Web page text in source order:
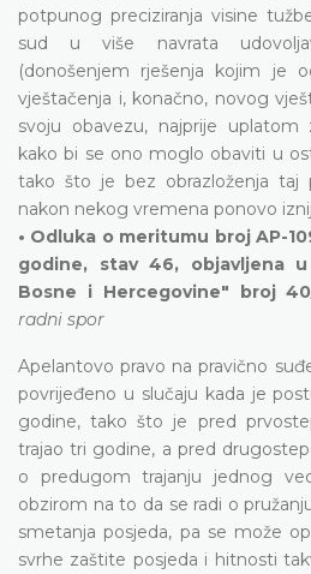
potpunog preciziranja visine
sud u više navrata
(donošenjem rješenja kojim je
vještačenja i, konačno, novog
svoju obavezu, najprije uplatom
kako bi se ono moglo obaviti u
tako što je bez obrazloženja taj
nakon nekog vremena ponovo
• Odluka o meritumu broj AP-
godine, stav 46, objavljena u
Bosne i Hercegovine" broj
radni spor
Apelantovo pravo na pravično
povrijeđeno u slučaju kada je
godine, tako što je pred
trajao tri godine, a pred
o predugom trajanju jednog
obzirom na to da se radi o
smetanja posjeda, pa se može
svrhe zaštite posjeda i hitnosti